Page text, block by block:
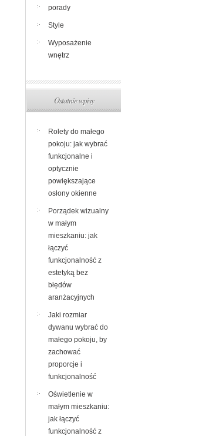
porady
Style
Wyposażenie
wnętrz
Ostatnie wpisy
Rolety do małego
pokoju: jak wybrać
funkcjonalne i
optycznie
powiększające
osłony okienne
Porządek wizualny
w małym
mieszkaniu: jak
łączyć
funkcjonalność z
estetyką bez
błędów
aranżacyjnych
Jaki rozmiar
dywanu wybrać do
małego pokoju, by
zachować
proporcje i
funkcjonalność
Oświetlenie w
małym mieszkaniu:
jak łączyć
funkcjonalność z